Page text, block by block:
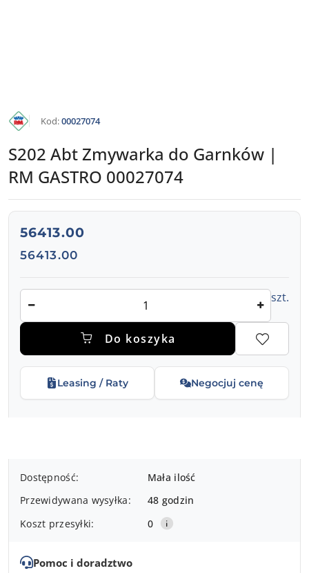
KATALOG
RM
GASTRO
Kod:00027074
S202 Abt Zmywarka do Garnków |
RM GASTRO 00027074
cena:
56413.00
Cena:
56413.00
szt.
Do koszyka
Leasing / Raty Negocjuj cenę
Dostępność
dostawa
Dostępność:
Mała ilość
Przewidywana wysyłka:
48 godzin
Koszt przesyłki:
0
Pomoc i doradztwo